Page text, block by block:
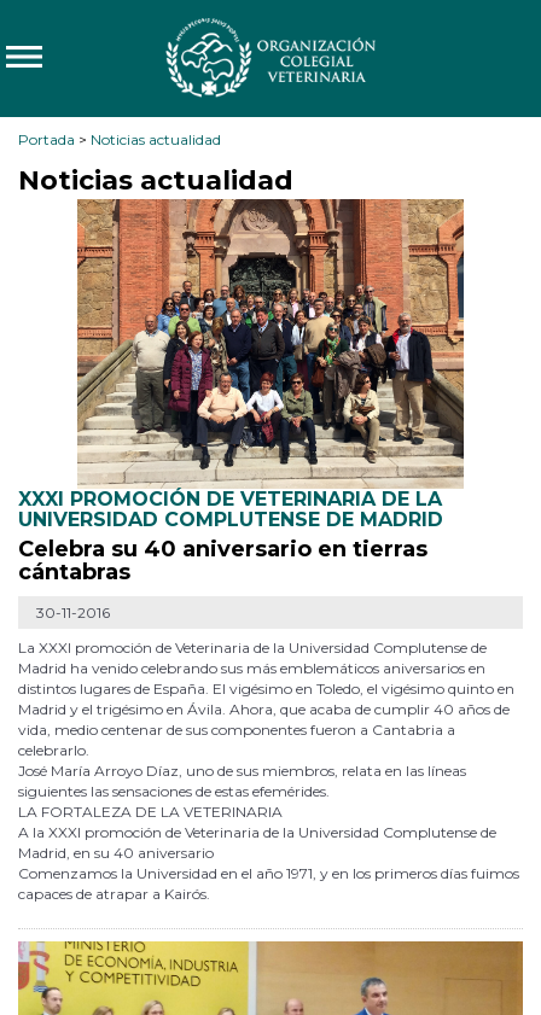
Portada > Noticias actualidad
Noticias actualidad
XXXI PROMOCIÓN DE VETERINARIA DE LA
UNIVERSIDAD COMPLUTENSE DE MADRID
Celebra su 40 aniversario en tierras
cántabras
30-11-2016
La XXXI promoción de Veterinaria de la Universidad Complutense de
Madrid ha venido celebrando sus más emblemáticos aniversarios en
distintos lugares de España. El vigésimo en Toledo, el vigésimo quinto en
Madrid y el trigésimo en Ávila. Ahora, que acaba de cumplir 40 años de
vida, medio centenar de sus componentes fueron a Cantabria a
celebrarlo.
José María Arroyo Díaz, uno de sus miembros, relata en las líneas
siguientes las sensaciones de estas efemérides.
LA FORTALEZA DE LA VETERINARIA
A la XXXI promoción de Veterinaria de la Universidad Complutense de
Madrid, en su 40 aniversario
Comenzamos la Universidad en el año 1971, y en los primeros días fuimos
capaces de atrapar a Kairós.